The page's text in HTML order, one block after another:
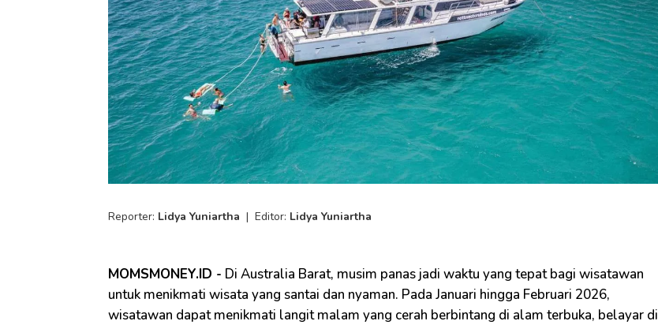
Reporter: Lidya Yuniartha | Editor: Lidya Yuniartha
MOMSMONEY.ID - Di Australia Barat, musim panas jadi waktu yang tepat bagi wisatawan
untuk menikmati wisata yang santai dan nyaman. Pada Januari hingga Februari 2026,
wisatawan dapat menikmati langit malam yang cerah berbintang di alam terbuka, belayar di